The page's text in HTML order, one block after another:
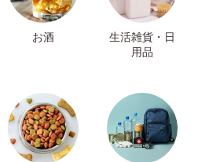
お酒
生活雑貨・日
用品